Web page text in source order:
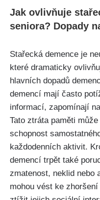
Jak ovlivňuje
seniora? Dopady
Stařecká demence je
které dramaticky
hlavních dopadů
demencí mají často
informací, zapomínají
Tato ztráta paměti
schopnost
každodenních aktivit.
demencí trpět také
zmatenost, neklid nebo
mohou vést ke